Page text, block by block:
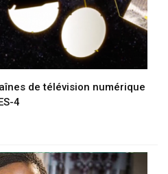
de télévision numérique
4